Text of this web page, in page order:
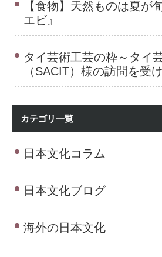
【食物】天然ものは夏が
エビ』
タイ芸術工芸の粋～タイ
（SACIT）様の訪問を受
カテゴリ一覧
日本文化コラム
日本文化ブログ
海外の日本文化